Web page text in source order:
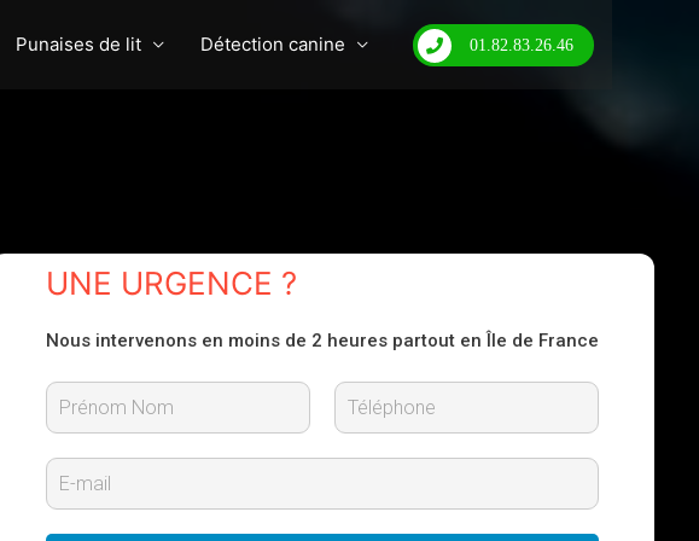
Punaises de lit Détection canine 01.82.83.26.46
UNE URGENCE ?
Nous intervenons en moins de 2 heures partout en Île de France
r
n
o
E
m